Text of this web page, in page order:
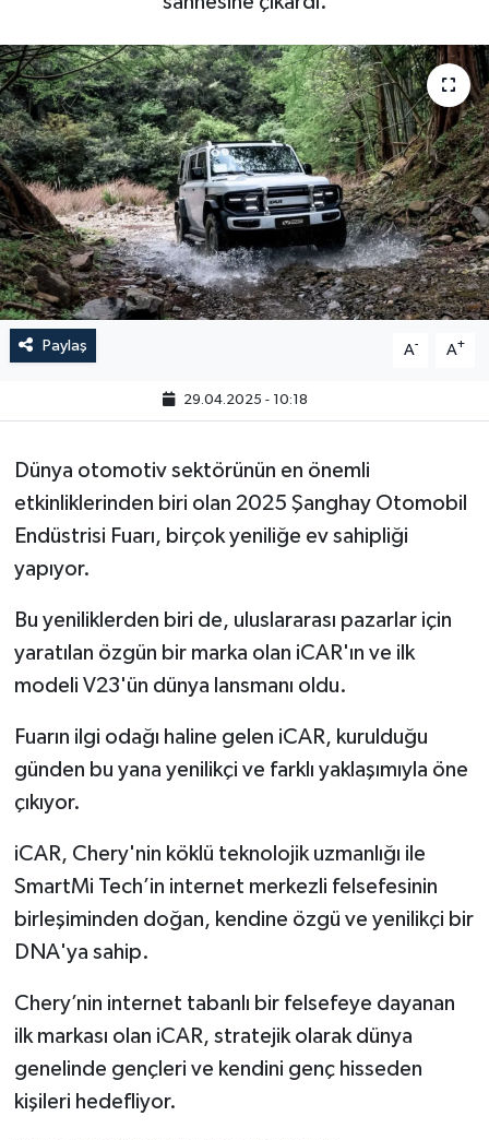
Paylaş A- A+
29.04.2025 - 10:18
Dünya otomotiv sektörünün en önemli
etkinliklerinden biri olan 2025 Şanghay Otomobil
Endüstrisi Fuarı, birçok yeniliğe ev sahipliği
yapıyor.
Bu yeniliklerden biri de, uluslararası pazarlar için
yaratılan özgün bir marka olan iCAR'ın ve ilk
modeli V23'ün dünya lansmanı oldu.
Fuarın ilgi odağı haline gelen iCAR, kurulduğu
günden bu yana yenilikçi ve farklı yaklaşımıyla öne
çıkıyor.
iCAR, Chery'nin köklü teknolojik uzmanlığı ile
SmartMi Tech’in internet merkezli felsefesinin
birleşiminden doğan, kendine özgü ve yenilikçi bir
DNA'ya sahip.
Chery’nin internet tabanlı bir felsefeye dayanan
ilk markası olan iCAR, stratejik olarak dünya
genelinde gençleri ve kendini genç hisseden
kişileri hedefliyor.